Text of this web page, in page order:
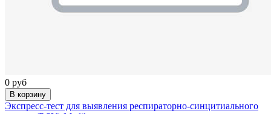
0 руб
В корзину
Экспресс-тест для выявления респираторно-синцитиального